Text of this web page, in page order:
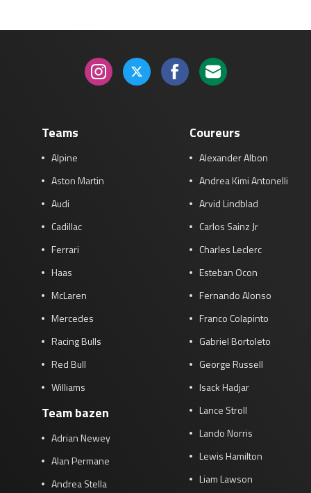
Teams
Alpine
Aston Martin
Audi
Cadillac
Ferrari
Haas
McLaren
Mercedes
Racing Bulls
Red Bull
Williams
Team bazen
Adrian Newey
Alan Permane
Andrea Stella
Coureurs
Alexander Albon
Andrea Kimi Antonelli
Arvid Lindblad
Carlos Sainz Jr
Charles Leclerc
Esteban Ocon
Fernando Alonso
Franco Colapinto
Gabriel Bortoleto
George Russell
Isack Hadjar
Lance Stroll
Lando Norris
Lewis Hamilton
Liam Lawson